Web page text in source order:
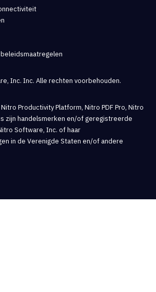
Inc. Inc. Alle rechten voorbehouden.
Productivity Platform, Nitro PDF Pro, Nitro
zijn handelsmerken en/of geregistreerde
Software, Inc. of haar
in de Verenigde Staten en/of andere